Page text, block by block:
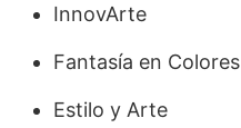
InnovArte
Fantasía en Colores
Estilo y Arte